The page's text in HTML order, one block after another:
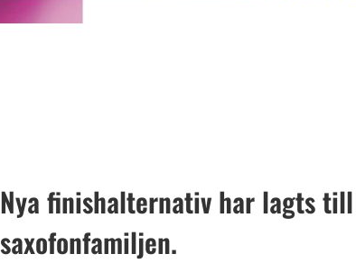
Nya finishalternativ har lagts
saxofonfamiljen.